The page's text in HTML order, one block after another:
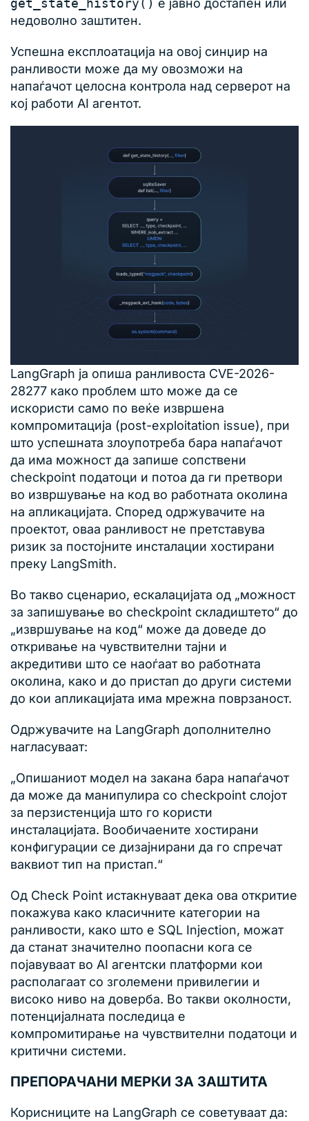
get_state_history() е јавно достапен или
недоволно заштитен.
Успешна експлоатација на овој синџир на
ранливости може да му овозможи на
напаѓачот целосна контрола над серверот на
кој работи AI агентот.
LangGraph ја опиша ранливоста CVE-2026-
28277 како проблем што може да се
искористи само по веќе извршена
компромитација (post-exploitation issue), при
што успешната злоупотреба бара напаѓачот
да има можност да запише сопствени
checkpoint податоци и потоа да ги претвори
во извршување на код во работната околина
на апликацијата. Според одржувачите на
проектот, оваа ранливост не претставува
ризик за постојните инсталации хостирани
преку LangSmith.
Во такво сценарио, ескалацијата од „можност
за запишување во checkpoint складиштето“ до
„извршување на код“ може да доведе до
откривање на чувствителни тајни и
акредитиви што се наоѓаат во работната
околина, како и до пристап до други системи
до кои апликацијата има мрежна поврзаност.
Одржувачите на LangGraph дополнително
нагласуваат:
„Опишаниот модел на закана бара напаѓачот
да може да манипулира со checkpoint слојот
за перзистенција што го користи
инсталацијата. Вообичаените хостирани
конфигурации се дизајнирани да го спречат
ваквиот тип на пристап.“
Од Check Point истакнуваат дека ова откритие
покажува како класичните категории на
ранливости, како што е SQL Injection, можат
да станат значително поопасни кога се
појавуваат во AI агентски платформи кои
располагаат со зголемени привилегии и
високо ниво на доверба. Во такви околности,
потенцијалната последица е
компромитирање на чувствителни податоци и
критични системи.
ПРЕПОРАЧАНИ МЕРКИ ЗА ЗАШТИТА
Корисниците на LangGraph се советуваат да: